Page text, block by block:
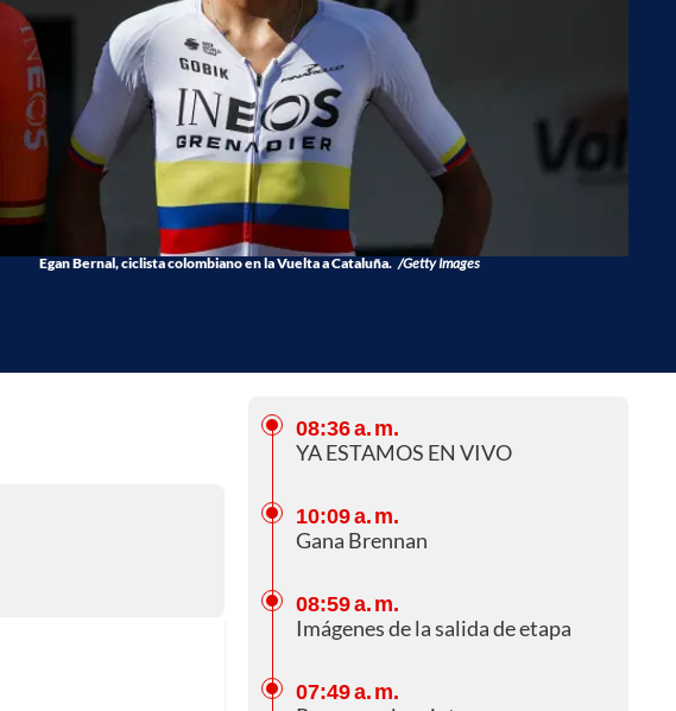
Egan Bernal, ciclista colombiano en la Vuelta a Cataluña. /Getty Images
08:36 a. m.
YA ESTAMOS EN VIVO
10:09 a. m.
Gana Brennan
08:59 a. m.
Imágenes de la salida de etapa
07:49 a. m.